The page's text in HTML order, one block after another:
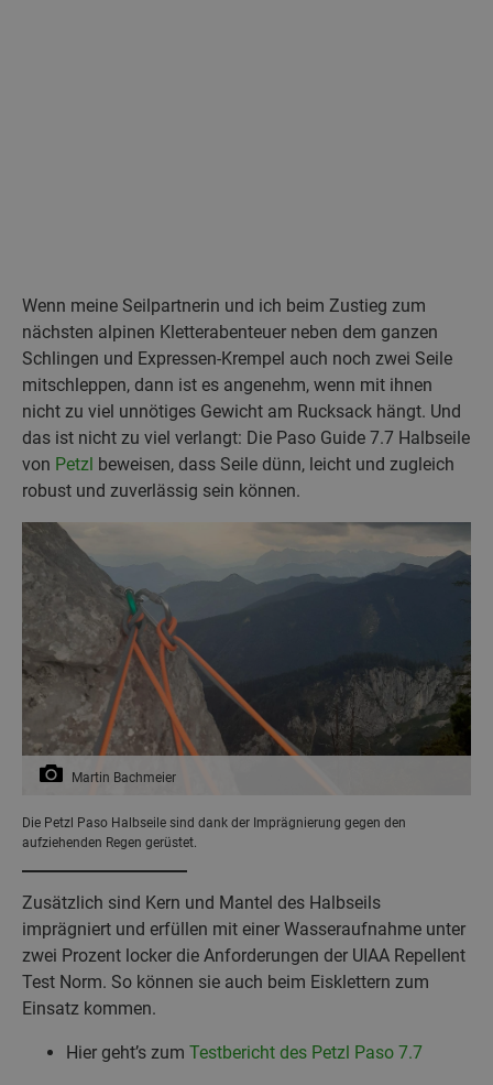
Wenn meine Seilpartnerin und ich beim Zustieg zum
nächsten alpinen Kletterabenteuer neben dem ganzen
Schlingen und Expressen-Krempel auch noch zwei Seile
mitschleppen, dann ist es angenehm, wenn mit ihnen
nicht zu viel unnötiges Gewicht am Rucksack hängt. Und
das ist nicht zu viel verlangt: Die Paso Guide 7.7 Halbseile
von Petzl beweisen, dass Seile dünn, leicht und zugleich
robust und zuverlässig sein können.
Martin Bachmeier
Die Petzl Paso Halbseile sind dank der Imprägnierung gegen den
aufziehenden Regen gerüstet.
Zusätzlich sind Kern und Mantel des Halbseils
imprägniert und erfüllen mit einer Wasseraufnahme unter
zwei Prozent locker die Anforderungen der UIAA Repellent
Test Norm. So können sie auch beim Eisklettern zum
Einsatz kommen.
Hier geht’s zum Testbericht des Petzl Paso 7.7